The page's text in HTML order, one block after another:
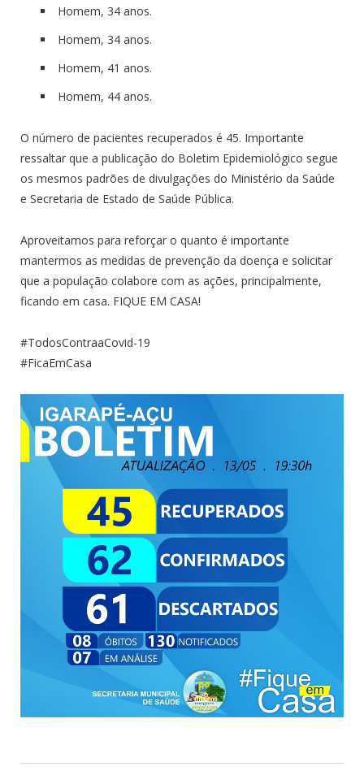
Homem, 34 anos.
Homem, 34 anos.
Homem, 41 anos.
Homem, 44 anos.
O número de pacientes recuperados é 45. Importante
ressaltar que a publicação do Boletim Epidemiológico segue
os mesmos padrões de divulgações do Ministério da Saúde
e Secretaria de Estado de Saúde Pública.
Aproveitamos para reforçar o quanto é importante
mantermos as medidas de prevenção da doença e solicitar
que a população colabore com as ações, principalmente,
ficando em casa. FIQUE EM CASA!
#TodosContraaCovid-19
#FicaEmCasa